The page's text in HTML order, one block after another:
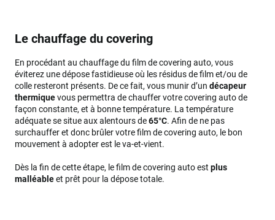
Le chauffage du covering
En procédant au chauffage du film de covering auto, vous
éviterez une dépose fastidieuse où les résidus de film et/ou de
colle resteront présents. De ce fait, vous munir d’un décapeur
thermiquevous permettra de chauffer votre covering auto de
façon constante, et à bonne température. La température
adéquate se situe aux alentours de65°C. Afin de ne pas
surchauffer et donc brûler votre film de covering auto, le bon
mouvement à adopter est le va-et-vient.
Dès la fin de cette étape, le film de covering auto est plus
malléableet prêt pour la dépose totale.